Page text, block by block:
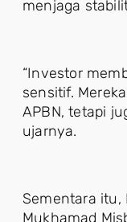
menjaga
“Investor
sensitif.
APBN, tetapi
ujarnya.
Sementara itu,
Mukhamad